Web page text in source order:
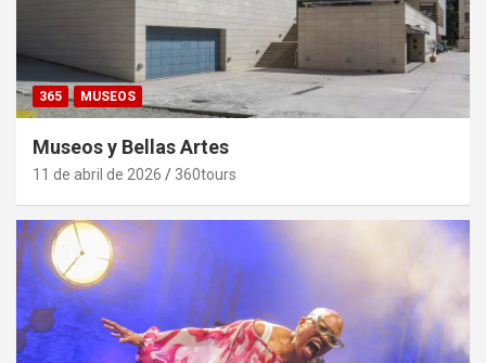
365 MUSEOS
Museos y Bellas Artes
11 de abril de 2026 360tours